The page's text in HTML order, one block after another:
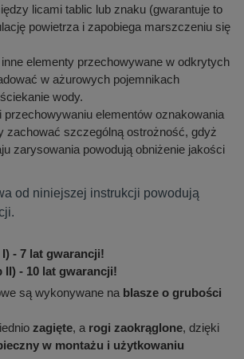
licami tablic lub znaku (gwarantuje to
powietrza i zapobiega marszczeniu się
inne elementy przechowywane w odkrytych
w ażurowych pojemnikach
wody.
przechowywaniu elementów oznakowania
zachować szczególną ostrożność, gdyż
zarysowania powodują obniżenie jakości
od niniejszej instrukcji powodują
- 7 lat gwarancji!
II) - 10 lat gwarancji!
są wykonywane na blasze o grubości
zagięte, a rogi zaokrąglone, dzięki
w montażu i użytkowaniu